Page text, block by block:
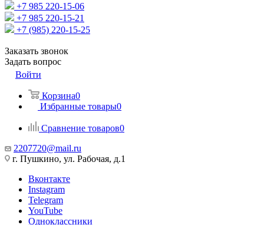
+7 985 220-15-06
+7 985 220-15-21
+7 (985) 220-15-25
Заказать звонок
Задать вопрос
Войти
Корзина0
Избранные товары0
Сравнение товаров0
2207720@mail.ru
г. Пушкино, ул. Рабочая, д.1
Вконтакте
Instagram
Telegram
YouTube
Одноклассники